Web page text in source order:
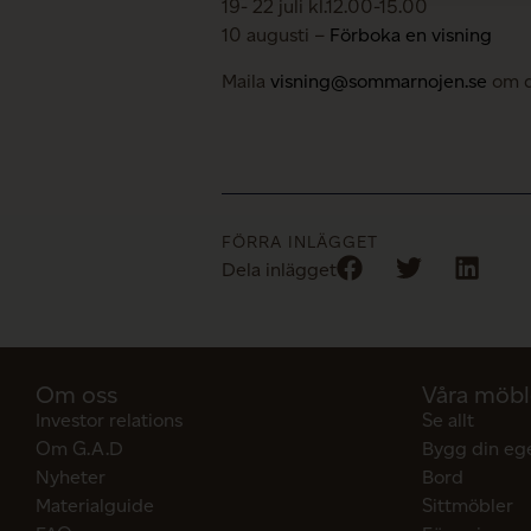
19- 22 juli kl.12.00-15.00
10 augusti – Förboka en visning
Maila visning@sommarnojen.se om
FÖRRA INLÄGGET
Dela inlägget
Om oss
Investor relations
Om G.A.D
Nyheter
Materialguide
Våra
Se allt
Bygg din
Bord
Sittmöbler